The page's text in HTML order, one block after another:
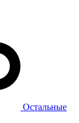
Остальные